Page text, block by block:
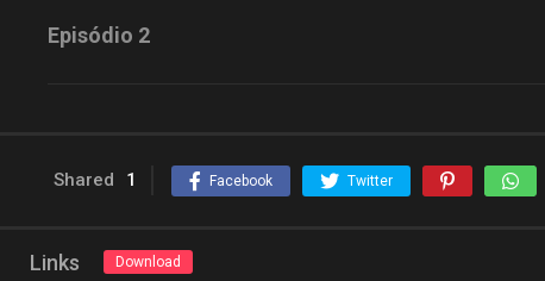
Episódio 2
Shared 1 Facebook Twitter
Links Download